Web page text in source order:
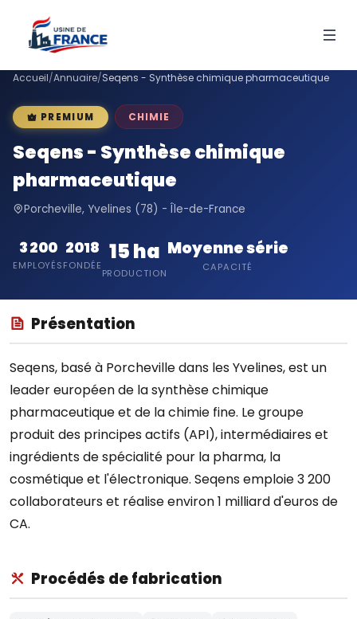
Accueil/Annuaire/Seqens - Synthèse chimique pharmaceutique
PREMIUM CHIMIE
Seqens - Synthèse chimique
pharmaceutique
Porcheville, Yvelines (78) - Île-de-France
3 200
EMPLOYÉS
2018
FONDÉE
15 ha
PRODUCTION
Moyenne série
CAPACITÉ
Présentation
Seqens, basé à Porcheville dans les Yvelines, est un
leader européen de la synthèse chimique
pharmaceutique et de la chimie fine. Le groupe
produit des principes actifs (API), intermédiaires et
ingrédients de spécialité pour la pharma, la
cosmétique et l'électronique. Seqens emploie 3 200
collaborateurs et réalise environ 1 milliard d'euros de
CA.
Procédés de fabrication